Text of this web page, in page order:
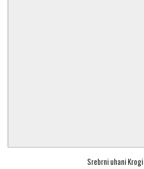
Srebrni uhani Krogi